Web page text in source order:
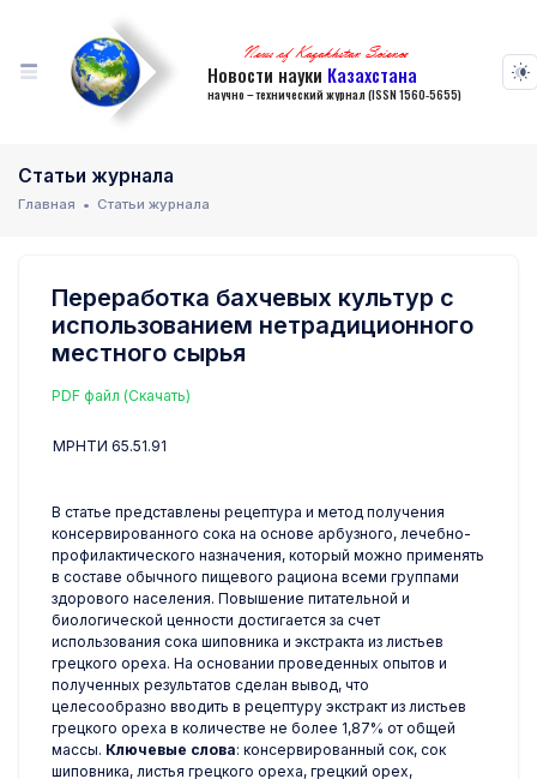
News of Kazakhstan Science
Новости науки Казахстана
научно – технический журнал (ISSN 1560-5655)
Статьи журнала
Главная Статьи журнала
Переработка бахчевых культур с
использованием нетрадиционного
местного сырья
PDF файл (Скачать)
МРНТИ 65.51.91
В статье представлены рецептура и метод получения
консервированного сока на основе арбузного, лечебно-
профилактического назначения, который можно применять
в составе обычного пищевого рациона всеми группами
здорового населения. Повышение питательной и
биологической ценности достигается за счет
использования сока шиповника и экстракта из листьев
грецкого ореха. На основании проведенных опытов и
полученных результатов сделан вывод, что
целесообразно вводить в рецептуру экстракт из листьев
грецкого ореха в количестве не более 1,87% от общей
массы. Ключевые слова: консервированный сок, сок
шиповника, листья грецкого ореха, грецкий орех,